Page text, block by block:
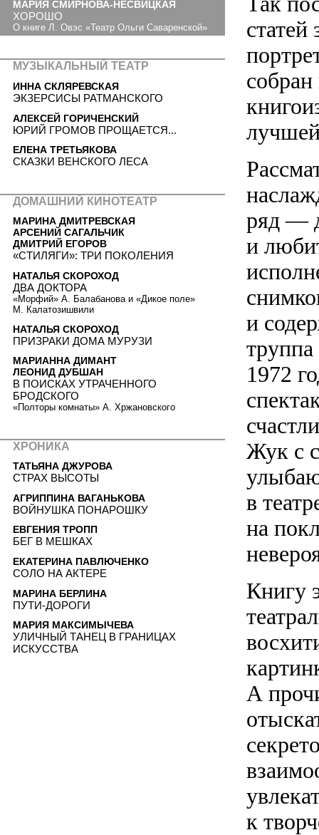
статей
ряд —
и
и
1972
Жук с
в
на
Книгу
А
к
МАРИЯ СМИРНОВА-НЕСВИЦКАЯ
ХОРОШО
О книге Л. Овэс «Театр Ольги Саваренской»
МУЗЫКАЛЬНЫЙ ТЕАТР
ИННА СКЛЯРЕВСКАЯ
ЭКЗЕРСИСЫ РАТМАНСКОГО
АЛЕКСЕЙ ГОРИЧЕНСКИЙ
ЮРИЙ ГРОМОВ ПРОЩАЕТСЯ...
ЕЛЕНА ТРЕТЬЯКОВА
СКАЗКИ ВЕНСКОГО ЛЕСА
ДОМАШНИЙ КИНОТЕАТР
МАРИНА ДМИТРЕВСКАЯ
АРСЕНИЙ САГАЛЬЧИК
ДМИТРИЙ ЕГОРОВ
«СТИЛЯГИ»: ТРИ ПОКОЛЕНИЯ
НАТАЛЬЯ СКОРОХОД
ДВА ДОКТОРА
«Морфий» А. Балабанова и «Дикое поле»
М. Калатозишвили
НАТАЛЬЯ СКОРОХОД
ПРИЗРАКИ ДОМА МУРУЗИ
МАРИАННА ДИМАНТ
ЛЕОНИД ДУБШАН
В ПОИСКАХ УТРАЧЕННОГО
БРОДСКОГО
«Полторы комнаты» А. Хржановского
ХРОНИКА
ТАТЬЯНА ДЖУРОВА
СТРАХ ВЫСОТЫ
АГРИППИНА ВАГАНЬКОВА
ВОЙНУШКА ПОНАРОШКУ
ЕВГЕНИЯ ТРОПП
БЕГ В МЕШКАХ
ЕКАТЕРИНА ПАВЛЮЧЕНКО
СОЛО НА АКТЕРЕ
МАРИНА БЕРЛИНА
ПУТИ-ДОРОГИ
МАРИЯ МАКСИМЫЧЕВА
УЛИЧНЫЙ ТАНЕЦ В ГРАНИЦАХ
ИСКУССТВА